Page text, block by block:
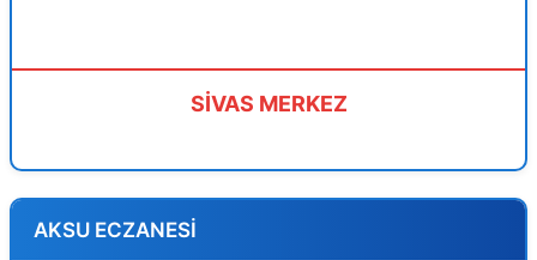
SİVAS MERKEZ
AKSU ECZANESİ